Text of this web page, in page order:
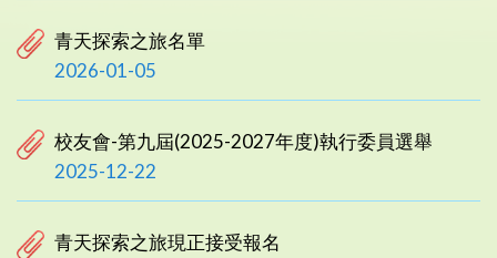
青天探索之旅名單
2026-01-05
校友會-第九屆(2025-2027年度)執行委員選舉
2025-12-22
青天探索之旅現正接受報名